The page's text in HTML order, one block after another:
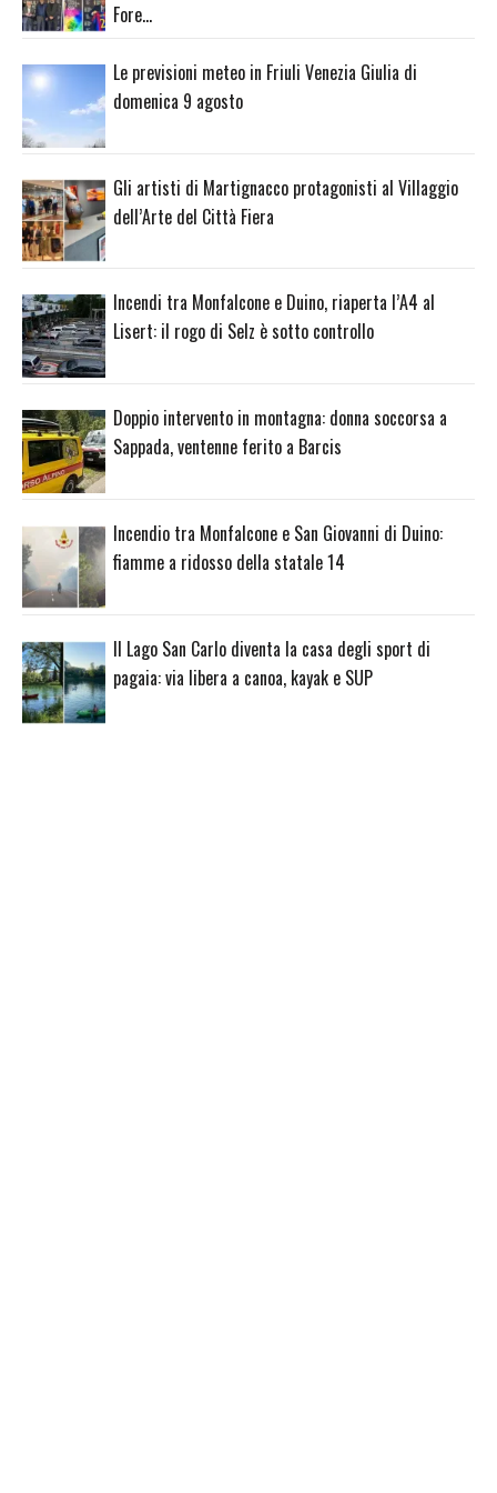
Fore…
Le previsioni meteo in Friuli Venezia Giulia di
domenica 9 agosto
Gli artisti di Martignacco protagonisti al Villaggio
dell’Arte del Città Fiera
Incendi tra Monfalcone e Duino, riaperta l’A4 al
Lisert: il rogo di Selz è sotto controllo
Doppio intervento in montagna: donna soccorsa a
Sappada, ventenne ferito a Barcis
Incendio tra Monfalcone e San Giovanni di Duino:
fiamme a ridosso della statale 14
Il Lago San Carlo diventa la casa degli sport di
pagaia: via libera a canoa, kayak e SUP